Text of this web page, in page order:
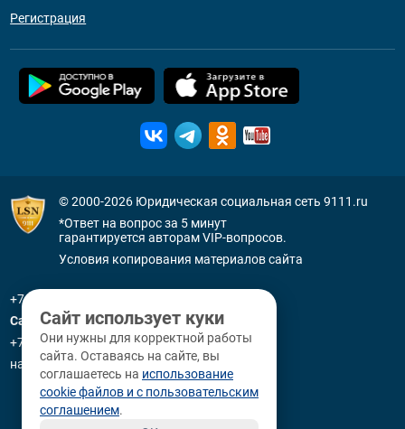
Регистрация
© 2000-2026 Юридическая социальная сеть 9111.ru
*Ответ на вопрос за 5 минут
гарантируется авторам VIP-вопросов.
Условия копирования материалов сайта
+7 (800) 505-91-11
Санкт-Петербург
+7 (812) 336-92-64
наб. р. Фонтанки, д. 59
Сайт использует куки
Они нужны для корректной работы
сайта. Оставаясь на сайте, вы
соглашаетесь на использование
cookie файлов и с пользовательским
соглашением.